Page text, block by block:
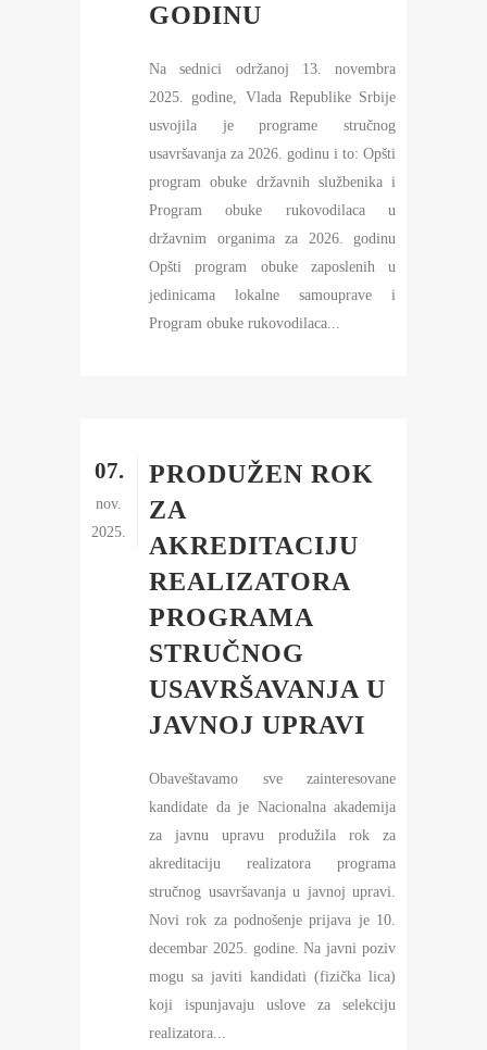
GODINU
Na sednici održanoj 13. novembra
2025. godine, Vlada Republike Srbije
usvojila je programe stručnog
usavršavanja za 2026. godinu i to: Opšti
program obuke državnih službenika i
Program obuke rukovodilaca u
državnim organima za 2026. godinu
Opšti program obuke zaposlenih u
jedinicama lokalne samouprave i
Program obuke rukovodilaca...
07.
nov.
2025.
PRODUŽEN ROK
ZA
AKREDITACIJU
REALIZATORA
PROGRAMA
STRUČNOG
USAVRŠAVANJA U
JAVNOJ UPRAVI
Obaveštavamo sve zainteresovane
kandidate da je Nacionalna akademija
za javnu upravu produžila rok za
akreditaciju realizatora programa
stručnog usavršavanja u javnoj upravi.
Novi rok za podnošenje prijava je 10.
decembar 2025. godine. Na javni poziv
mogu sa javiti kandidati (fizička lica)
koji ispunjavaju uslove za selekciju
realizatora...